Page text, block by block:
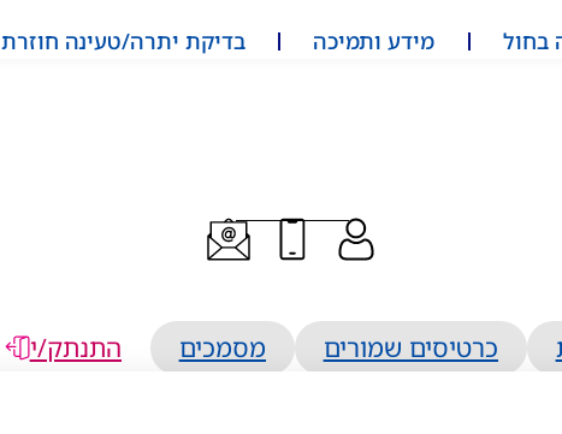
בחול מידע ותמיכה בדיקת יתרה/טעינה חוזרת
כרטיסים שמורים מסמכים התנתק/י